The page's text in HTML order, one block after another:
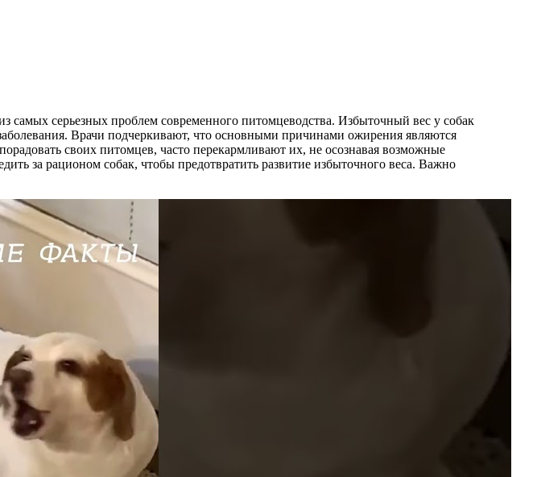
самых серьезных проблем современного питомцеводства. Избыточный вес у собак
Врачи подчеркивают, что основными причинами ожирения являются
своих питомцев, часто перекармливают их, не осознавая возможные
за рационом собак, чтобы предотвратить развитие избыточного веса. Важно